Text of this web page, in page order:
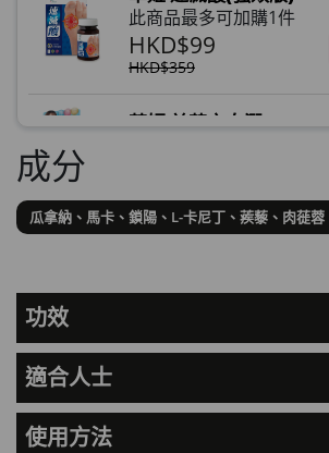
此商品最多可加購1件
HKD$99
HKD$359
草姬 益菌之白潤
草姬 調經緊緻寶(27年2
男補精力丸5:1
HKD$169
成分
瓜拿納、馬卡、鎖陽、L-卡尼丁、蒺藜、肉蓰
功效
適合人士
使用方法